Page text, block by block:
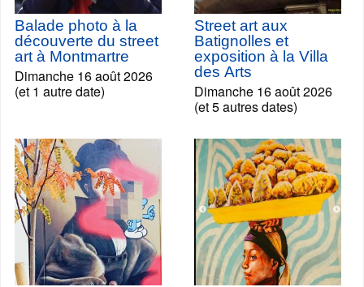
Balade photo à la
découverte du street
art à Montmartre
Dimanche 16 août 2026
(et 1 autre date)
Street art aux
Batignolles et
exposition à la Villa
des Arts
Dimanche 16 août 2026
(et 5 autres dates)